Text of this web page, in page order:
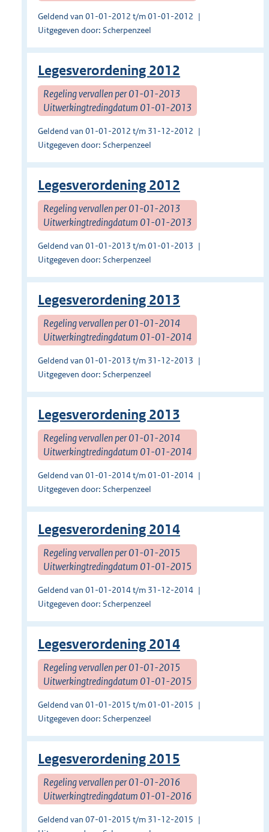
Geldend van 01-01-2012 t/m 01-01-2012
Uitgegeven door: Scherpenzeel
Legesverordening 2012
Regeling vervallen per 01-01-2013
Uitwerkingtredingdatum 01-01-2013
Geldend van 01-01-2012 t/m 31-12-2012
Uitgegeven door: Scherpenzeel
Legesverordening 2012
Regeling vervallen per 01-01-2013
Uitwerkingtredingdatum 01-01-2013
Geldend van 01-01-2013 t/m 01-01-2013
Uitgegeven door: Scherpenzeel
Legesverordening 2013
Regeling vervallen per 01-01-2014
Uitwerkingtredingdatum 01-01-2014
Geldend van 01-01-2013 t/m 31-12-2013
Uitgegeven door: Scherpenzeel
Legesverordening 2013
Regeling vervallen per 01-01-2014
Uitwerkingtredingdatum 01-01-2014
Geldend van 01-01-2014 t/m 01-01-2014
Uitgegeven door: Scherpenzeel
Legesverordening 2014
Regeling vervallen per 01-01-2015
Uitwerkingtredingdatum 01-01-2015
Geldend van 01-01-2014 t/m 31-12-2014
Uitgegeven door: Scherpenzeel
Legesverordening 2014
Regeling vervallen per 01-01-2015
Uitwerkingtredingdatum 01-01-2015
Geldend van 01-01-2015 t/m 01-01-2015
Uitgegeven door: Scherpenzeel
Legesverordening 2015
Regeling vervallen per 01-01-2016
Uitwerkingtredingdatum 01-01-2016
Geldend van 07-01-2015 t/m 31-12-2015